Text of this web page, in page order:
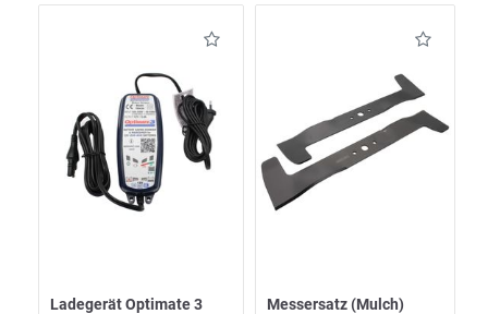
Ladegerät Optimate 3
Messersatz (Mulch)